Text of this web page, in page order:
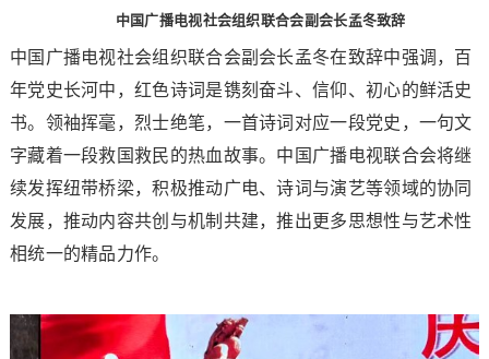
中国广播电视社会组织联合会副会长孟冬致辞
中国广播电视社会组织联合会副会长孟冬在致辞中强调，百
年党史长河中，红色诗词是镌刻奋斗、信仰、初心的鲜活史
书。领袖挥毫，烈士绝笔，一首诗词对应一段党史，一句文
字藏着一段救国救民的热血故事。中国广播电视联合会将继
续发挥纽带桥梁，积极推动广电、诗词与演艺等领域的协同
发展，推动内容共创与机制共建，推出更多思想性与艺术性
相统一的精品力作。